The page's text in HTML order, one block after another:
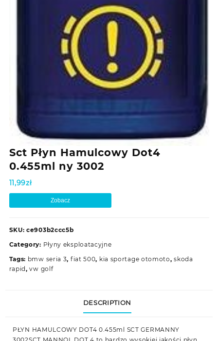
Sct Płyn Hamulcowy Dot4
0.455ml ny 3002
11,99zł
Zobacz
SKU: ce903b2ccc5b
Category: Płyny eksploatacyjne
Tags: bmw seria 3, fiat 500, kia sportage otomoto,skoda
rapid,vw golf
DESCRIPTION
PŁYN HAMULCOWY DOT4 0.455ml SCT GERMANNY